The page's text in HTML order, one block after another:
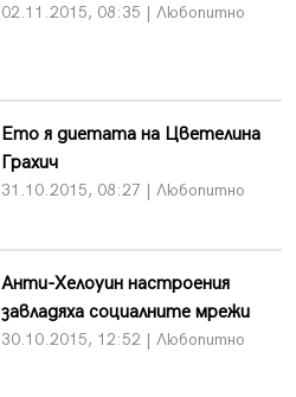
02.11.2015, 08:35 | Любопитно
Ето я диетата на Цветелина
Грахич
31.10.2015, 08:27 | Любопитно
Анти-Хелоуин настроения
завладяха социалните мрежи
30.10.2015, 12:52 | Любопитно